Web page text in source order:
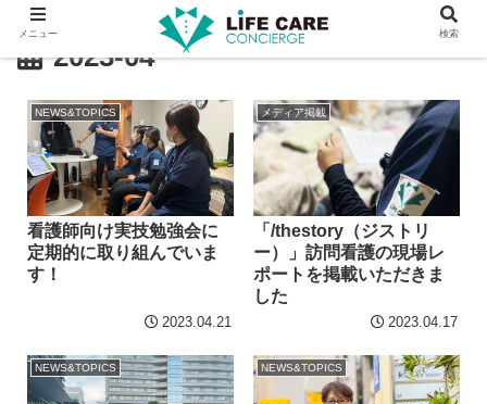
2023-04
NEWS&TOPICS
看護師向け実技勉強会に
定期的に取り組んでいま
す！
2023.04.21
メディア掲載
「/thestory（ジストリ
ー）」訪問看護の現場レ
ポートを掲載いただきま
した
2023.04.17
NEWS&TOPICS NEWS&TOPICS
メニュー 検索